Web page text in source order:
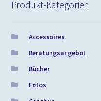
Produkt-Kategorien
Accessoires
Beratungsangebot
Bücher
Fotos